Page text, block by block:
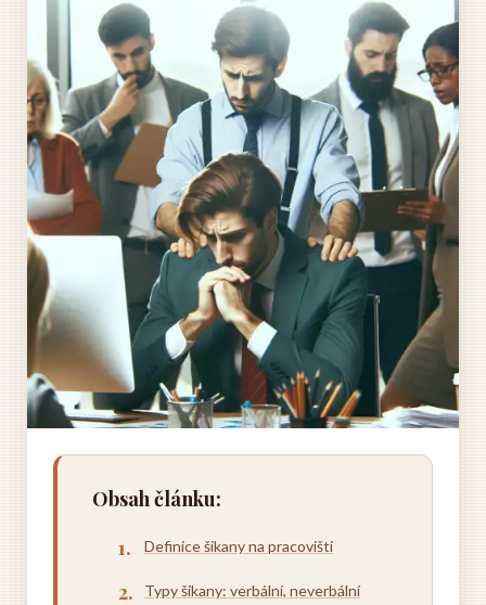
Obsah článku:
Definice šikany na pracovišti
Typy šikany: verbální, neverbální